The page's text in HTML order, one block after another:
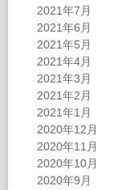
2021年7月
2021年6月
2021年5月
2021年4月
2021年3月
2021年2月
2021年1月
2020年12月
2020年11月
2020年10月
2020年9月